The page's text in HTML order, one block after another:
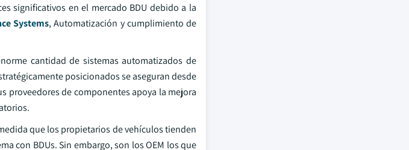
significativos en el mercado BDU debido a la
Systems, Automatización y cumplimiento de
cantidad de sistemas automatizados de
posicionados se aseguran desde
proveedores de componentes apoya la mejora
que los propietarios de vehículos tienden
con BDUs. Sin embargo, son los OEM los que